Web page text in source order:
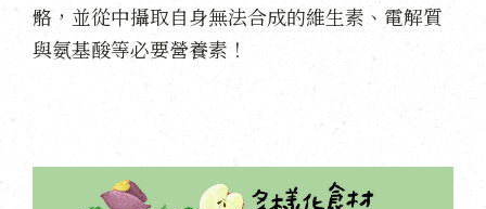
骼，並從中攝取自身無法合成的維生素、電解質
與氨基酸等必要營養素！